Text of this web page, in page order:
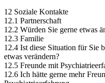
12 Soziale Kontakte
12.1 Partnerschaft
12.2 Würden Sie gerne etwas
12.3 Familie
12.4 Ist diese Situation für Sie
etwas verändern?
12.5 Freunde mit
12.6 Ich hätte gerne mehr